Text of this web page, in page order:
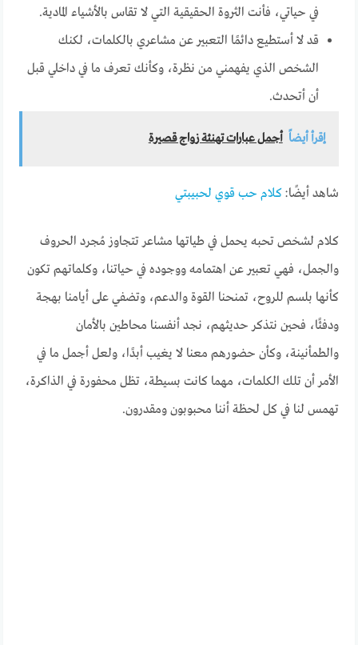
في حياتي، فأنت الثروة الحقيقية التي لا تقاس بالأشياء المادية.
قد لا أستطيع دائمًا التعبير عن مشاعري بالكلمات، لكنك
الشخص الذي يفهمني من نظرة، وكأنك تعرف ما في داخلي قبل
أن أتحدث.
إقرأ أيضاً أجمل عبارات تهنئة زواج قصيرة
شاهد أيضًا:كلام حب قوي لحبيبتي
كلام لشخص تحبه يحمل في طياتها مشاعر تتجاوز مُجرد الحروف
والجمل، فهي تعبير عن اهتمامه ووجوده في حياتنا، وكلماتهم تكون
كأنها بلسم للروح، تمنحنا القوة والدعم، وتضفي على أيامنا بهجة
ودفئًا، فحين نتذكر حديثهم، نجد أنفسنا محاطين بالأمان
والطمأنينة، وكأن حضورهم معنا لا يغيب أبدًا، ولعل أجمل ما في
الأمر أن تلك الكلمات، مهما كانت بسيطة، تظل محفورة في الذاكرة،
تهمس لنا في كل لحظة أننا محبوبون ومقدرون.